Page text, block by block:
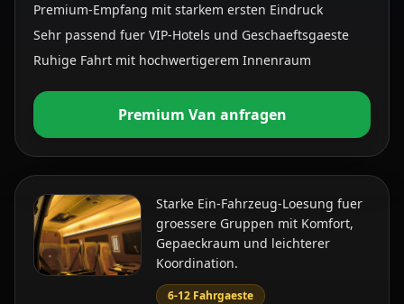
Premium-Empfang mit starkem ersten Eindruck
Sehr passend fuer VIP-Hotels und Geschaeftsgaeste
Ruhige Fahrt mit hochwertigerem Innenraum
Premium Van anfragen
6-12 Fahrgaeste
VIP Sprinter
Groessere Familien, Freundesgruppen und
Eventtransfers
Starke Ein-Fahrzeug-Loesung fuer
groessere Gruppen mit Komfort,
Gepaeckraum und leichterer
Koordination.
6-12 Fahrgaeste